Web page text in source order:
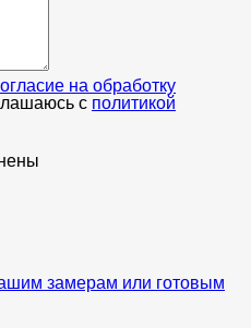
на обработку
с политикой
замерам или готовым